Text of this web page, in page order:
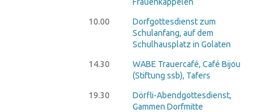
10.00
Dorfgottesdienst zum
Schulanfang, auf dem
Schulhausplatz in Golaten
14.30
WABE Trauercafé, Café Bijou
(Stiftung ssb), Tafers
19.30
Dörfli-Abendgottesdienst,
Gammen Dorfmitte